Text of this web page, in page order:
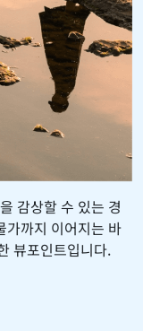
감상할 수 있는 경
가까지 이어지는 바
뷰포인트입니다.